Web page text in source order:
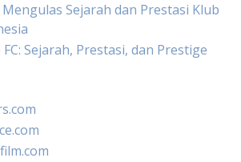
Sejarah dan Prestasi Klub
Sejarah, Prestasi, dan Prestige